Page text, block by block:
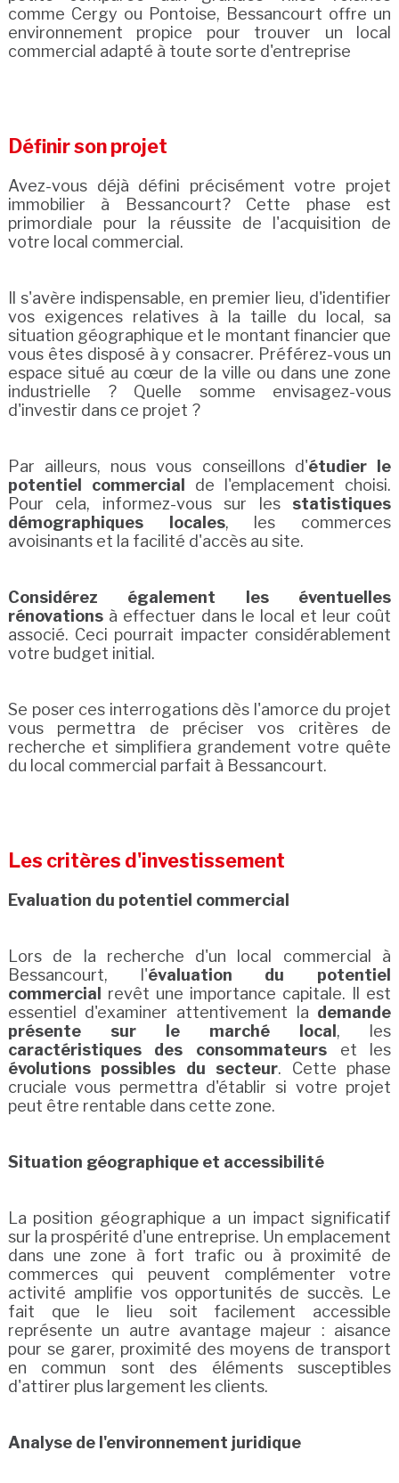
comme Cergy ou Pontoise, Bessancourt offre un
environnement propice pour trouver un local
commercial adapté à toute sorte d'entreprise
Définir son projet
Avez-vous déjà défini précisément votre projet
immobilier à Bessancourt? Cette phase est
primordiale pour la réussite de l'acquisition de
votre local commercial.
Il s'avère indispensable, en premier lieu, d'identifier
vos exigences relatives à la taille du local, sa
situation géographique et le montant financier que
vous êtes disposé à y consacrer. Préférez-vous un
espace situé au cœur de la ville ou dans une zone
industrielle ? Quelle somme envisagez-vous
d'investir dans ce projet ?
Par ailleurs, nous vous conseillons d'étudier le
potentiel commercial
de l'emplacement choisi.
Pour cela, informez-vous sur les statistiques
démographiques locales, les commerces
avoisinants et la facilité d'accès au site.
Considérez également les éventuelles
rénovationsà effectuer dans le local et leur coût
associé. Ceci pourrait impacter considérablement
votre budget initial.
Se poser ces interrogations dès l'amorce du projet
vous permettra de préciser vos critères de
recherche et simplifiera grandement votre quête
du local commercial parfait à Bessancourt.
Les critères d'investissement
Evaluation du potentiel commercial
Lors de la recherche d'un local commercial à
Bessancourt, l'évaluation du potentiel
commercial
revêt une importance capitale. Il est
essentiel d'examiner attentivement la demande
présente sur le marché local , les
caractéristiques des consommateurs et les
évolutions possibles du secteur. Cette phase
cruciale vous permettra d'établir si votre projet
peut être rentable dans cette zone.
Situation géographique et accessibilité
La position géographique a un impact significatif
sur la prospérité d'une entreprise. Un emplacement
dans une zone à fort trafic ou à proximité de
commerces qui peuvent complémenter votre
activité amplifie vos opportunités de succès. Le
fait que le lieu soit facilement accessible
représente un autre avantage majeur : aisance
pour se garer, proximité des moyens de transport
en commun sont des éléments susceptibles
d'attirer plus largement les clients.
Analyse de l'environnement juridique